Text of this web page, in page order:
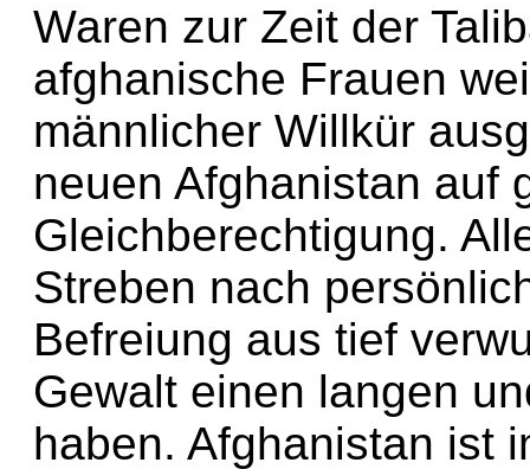
Waren zur Zeit der
afghanische Frauen
männlicher Willkür
neuen Afghanistan auf
Gleichberechtigung.
Streben nach
Befreiung aus tief
Gewalt einen langen
haben. Afghanistan ist